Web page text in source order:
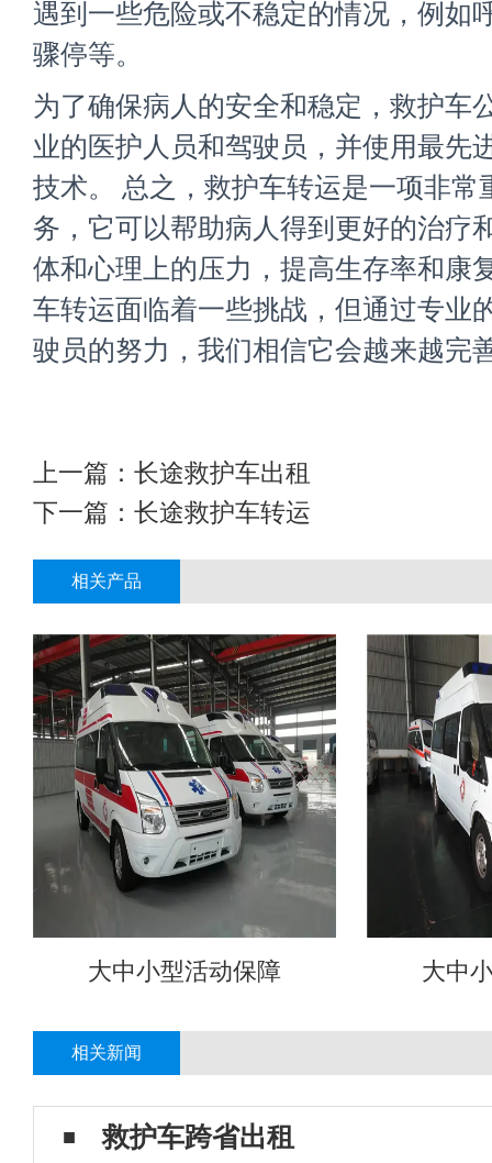
遇到一些危险或不稳定的情况，例如
骤停等。
为了确保病人的安全和稳定，救护车
业的医护人员和驾驶员，并使用最先
技术。 总之，救护车转运是一项非常
务，它可以帮助病人得到更好的治疗
体和心理上的压力，提高生存率和康
车转运面临着一些挑战，但通过专业
驶员的努力，我们相信它会越来越完
上一篇： 长途救护车出租
下一篇： 长途救护车转运
相关产品
大中小型活动保障 大中
相关新闻
救护车跨省出租